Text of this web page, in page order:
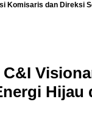
Komisaris dan Direksi